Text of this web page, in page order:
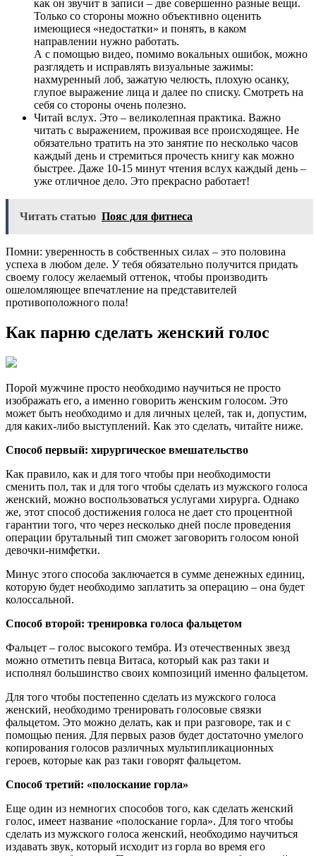
как он звучит в записи – две совершенно разные вещи.
Только со стороны можно объективно оценить
имеющиеся «недостатки» и понять, в каком
направлении нужно работать.
А с помощью видео, помимо вокальных ошибок, можно
разглядеть и исправлять визуальные зажимы:
нахмуренный лоб, зажатую челюсть, плохую осанку,
глупое выражение лица и далее по списку. Смотреть на
себя со стороны очень полезно.
Читай вслух. Это – великолепная практика. Важно
читать с выражением, проживая все происходящее. Не
обязательно тратить на это занятие по несколько часов
каждый день и стремиться прочесть книгу как можно
быстрее. Даже 10-15 минут чтения вслух каждый день –
уже отличное дело. Это прекрасно работает!
Читать статью Пояс для фитнеса
Помни: уверенность в собственных силах – это половина
успеха в любом деле. У тебя обязательно получится придать
своему голосу желаемый оттенок, чтобы производить
ошеломляющее впечатление на представителей
противоположного пола!
Как парню сделать женский голос
Порой мужчине просто необходимо научиться не просто
изображать его, а именно говорить женским голосом. Это
может быть необходимо и для личных целей, так и, допустим,
для каких-либо выступлений. Как это сделать, читайте ниже.
Способ первый: хирургическое вмешательство
Как правило, как и для того чтобы при необходимости
сменить пол, так и для того чтобы сделать из мужского голоса
женский, можно воспользоваться услугами хирурга. Однако
же, этот способ достижения голоса не дает сто процентной
гарантии того, что через несколько дней после проведения
операции брутальный тип сможет заговорить голосом юной
девочки-нимфетки.
Минус этого способа заключается в сумме денежных единиц,
которую будет необходимо заплатить за операцию – она будет
колоссальной.
Способ второй: тренировка голоса фальцетом
Фальцет – голос высокого тембра. Из отечественных звезд
можно отметить певца Витаса, который как раз таки и
исполнял большинство своих композиций именно фальцетом.
Для того чтобы постепенно сделать из мужского голоса
женский, необходимо тренировать голосовые связки
фальцетом. Это можно делать, как и при разговоре, так и с
помощью пения. Для первых разов будет достаточно умелого
копирования голосов различных мультипликационных
героев, которые как раз таки говорят фальцетом.
Способ третий: «полоскание горла»
Еще один из немногих способов того, как сделать женский
голос, имеет название «полоскание горла». Для того чтобы
сделать из мужского голоса женский, необходимо научиться
издавать звук, который исходит из горла во время его